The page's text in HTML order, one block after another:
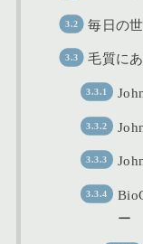
毎日の
毛質に
ー